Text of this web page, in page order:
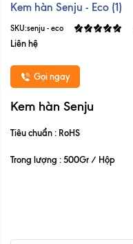
Kem hàn Senju - Eco (1)
SKU:senju - eco
Liên hệ
Gọi ngay
Kem hàn Senju
Tiêu chuẩn : RoHS
Trong lượng : 500Gr / Hộp